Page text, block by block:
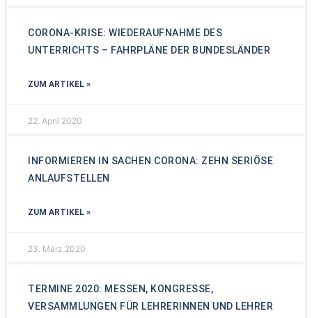
CORONA-KRISE: WIEDERAUFNAHME DES
UNTERRICHTS – FAHRPLÄNE DER BUNDESLÄNDER
ZUM ARTIKEL »
22. April 2020
INFORMIEREN IN SACHEN CORONA: ZEHN SERIÖSE
ANLAUFSTELLEN
ZUM ARTIKEL »
23. März 2020
TERMINE 2020: MESSEN, KONGRESSE,
VERSAMMLUNGEN FÜR LEHRERINNEN UND LEHRER